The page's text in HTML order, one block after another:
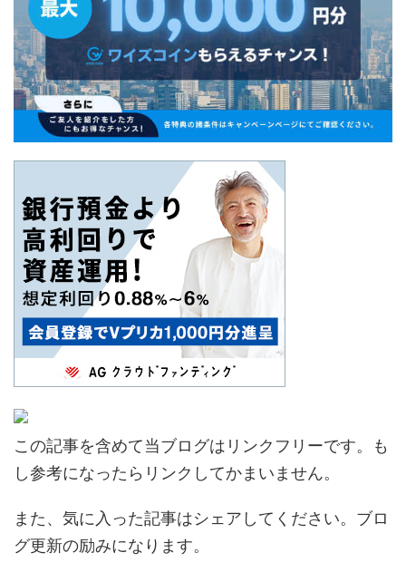
この記事を含めて当ブログはリンクフリーです。も
し参考になったらリンクしてかまいません。
また、気に入った記事はシェアしてください。ブロ
グ更新の励みになります。